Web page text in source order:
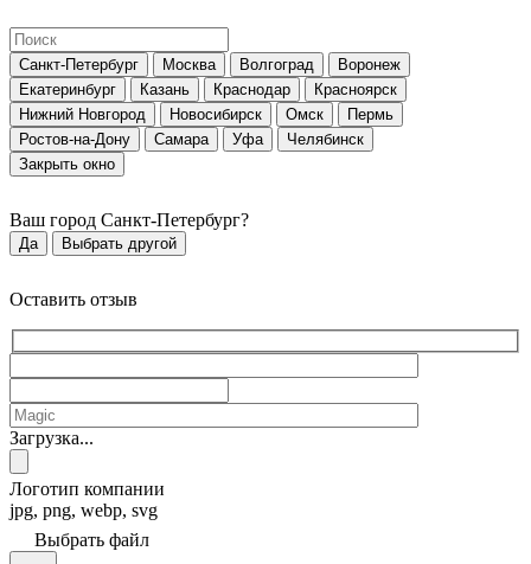
Санкт-Петербург Москва Волгоград
Воронеж
Екатеринбург
Казань Краснодар
Красноярск
Нижний Новгород
Новосибирск Омск
Пермь
Ростов-на-Дону
Самара Уфа
Челябинск
Закрыть окно
Ваш город Санкт-Петербург?
Да Выбрать другой
Оставить отзыв
Загрузка...
Логотип компании
jpg, png, webp, svg
Выбрать файл